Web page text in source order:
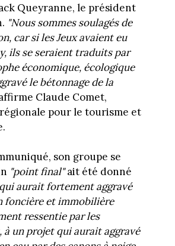
Queyranne, le président
"Nous sommes soulagés de
car si les Jeux avaient eu
ils se seraient traduits par
économique, écologique
le bétonnage de la
Claude Comet,
pour le tourisme et
son groupe se
"point final"ait été donné
aurait fortement aggravé
foncière et immobilière
ressentie par les
à un projet qui aurait aggravé